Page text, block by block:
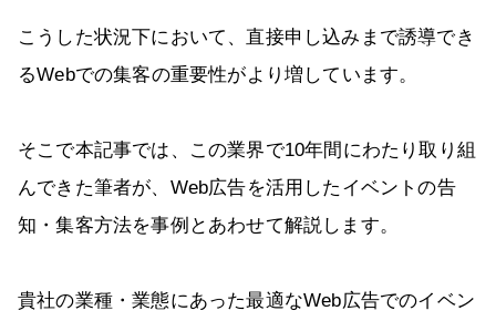
こうした状況下において、直接申し込みまで誘導でき
るWebでの集客の重要性がより増しています。
そこで本記事では、この業界で10年間にわたり取り組
んできた筆者が、Web広告を活用したイベントの告
知・集客方法を事例とあわせて解説します。
貴社の業種・業態にあった最適なWeb広告でのイベン